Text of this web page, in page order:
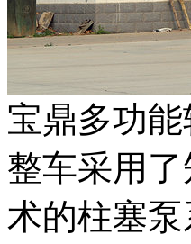
宝鼎多功
整车采用
术的柱塞